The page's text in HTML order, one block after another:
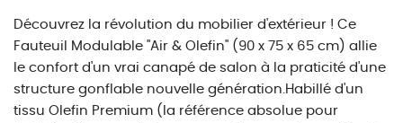
Découvrez la révolution du mobilier d'extérieur ! Ce
Fauteuil Modulable "Air & Olefin" (90 x 75 x 65 cm) allie
le confort d'un vrai canapé de salon à la praticité d'une
structure gonflable nouvelle génération.Habillé d'un
tissu Olefin Premium (la référence absolue pour